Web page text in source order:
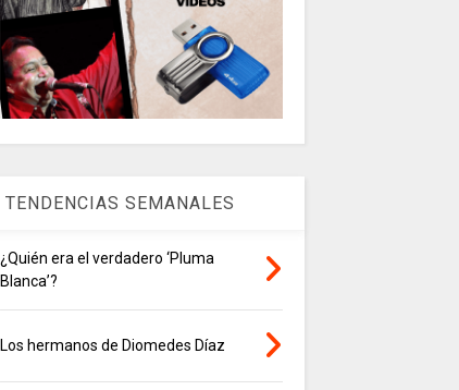
TENDENCIAS SEMANALES
¿Quién era el verdadero ‘Pluma
Blanca’?
Los hermanos de Diomedes Díaz